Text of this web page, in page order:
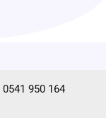
0541 950 164